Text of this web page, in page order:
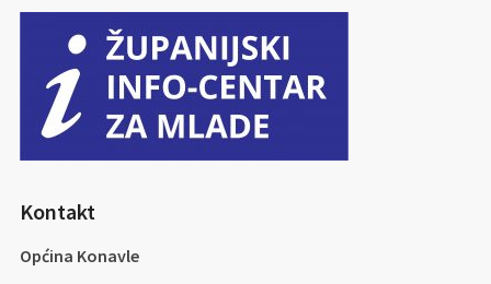
Kontakt
Općina Konavle